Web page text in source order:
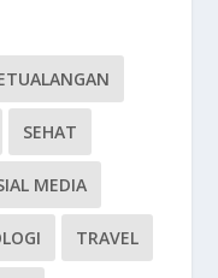
SEHAT
MEDIA
TRAVEL